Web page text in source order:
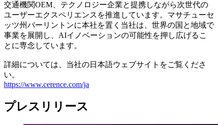
交通機関OEM、テクノロジー企業と提携しながら次世代の
ユーザーエクスペリエンスを推進しています。マサチューセ
ッツ州バーリントンに本社を置く当社は、世界の国と地域で
事業を展開し、AIイノベーションの可能性を押し広げるこ
とに専念しています。
詳細については、当社の日本語ウェブサイトをご覧くださ
い。
https://www.cerence.com/ja
プレスリリース